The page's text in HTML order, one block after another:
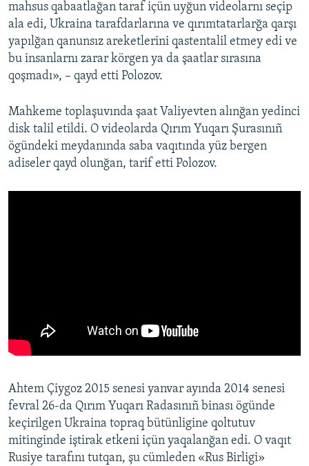
mahsus qabaatlağan taraf içün uyğun videolarnı seçip
ala edi, Ukraina tarafdarlarına ve qırımtatarlarğa qarşı
yapılğan qanunsız areketlerini qastentalil etmey edi ve
bu insanlarnı zarar körgen ya da şaatlar sırasına
qoşmadı», – qayd etti Polozov.
Mahkeme toplaşuvında şaat Valiyevten alınğan yedinci
disk talil etildi. O videolarda Qırım Yuqarı Şurasınıñ
ögündeki meydanında saba vaqıtında yüz bergen
adiseler qayd olunğan, tarif etti Polozov.
Ahtem Çiygoz 2015 senesi yanvar ayında 2014 senesi
fevral 26-da Qırım Yuqarı Radasınıñ binası ögünde
keçirilgen Ukraina topraq bütünligine qoltutuv
mitinginde iştirak etkeni içün yaqalanğan edi. O vaqıt
Rusiye tarafını tutqan, şu cümleden «Rus Birligi»